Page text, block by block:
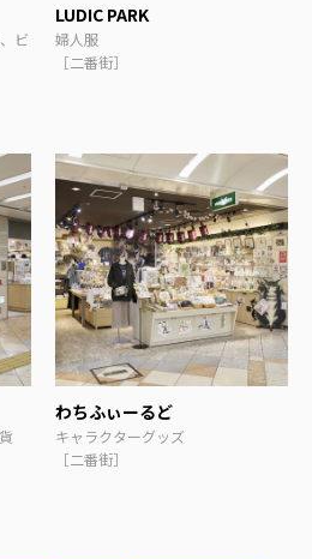
ビ
LUDIC PARK
婦人服
［二番街］
わちふぃーるど
キャラクターグッズ
［二番街］